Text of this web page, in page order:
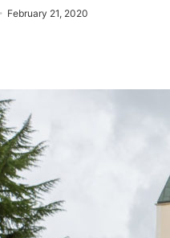
February 21, 2020